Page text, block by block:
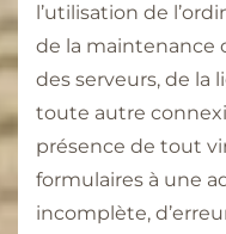
l’utilisation de
de la maintenance
des serveurs, de la
toute autre
présence de tout
formulaires à une
incomplète,